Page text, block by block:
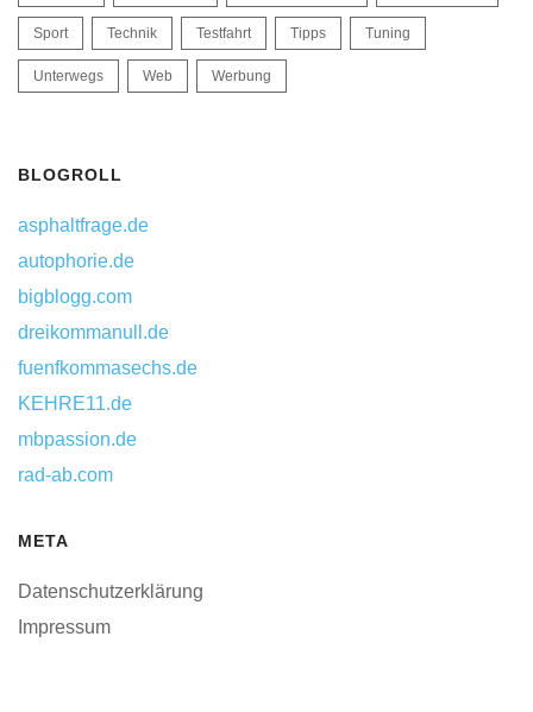
Sport Technik Testfahrt Tipps Tuning
Unterwegs Web Werbung
BLOGROLL
asphaltfrage.de
autophorie.de
bigblogg.com
dreikommanull.de
fuenfkommasechs.de
KEHRE11.de
mbpassion.de
rad-ab.com
META
Datenschutzerklärung
Impressum